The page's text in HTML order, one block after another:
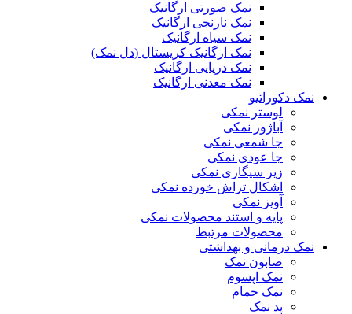
نمک صورتی ارگانیک
نمک نارنجی ارگانیک
نمک سیاه ارگانیک
نمک ارگانیک کریستال (دل نمک)
نمک دریایی ارگانیک
نمک معدنی ارگانیک
نمک دکوراتیو
لوستر نمکی
آباژور نمکی
جا شمعی نمکی
جا عودی نمکی
زیر سیگاری نمکی
اشکال تراش خورده نمکی
آویز نمکی
پایه و استند محصولات نمکی
محصولات مرتبط
نمک درمانی و بهداشتی
صابون نمک
نمک اپسوم
نمک حمام
پد نمک